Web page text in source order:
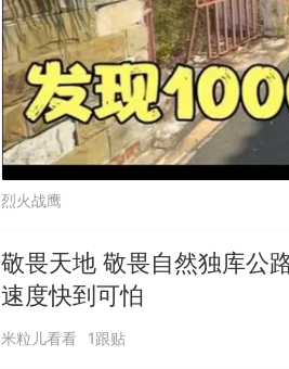
烈火战鹰
敬畏天地 敬畏自然独库公
速度快到可怕
米粒儿看看 1跟贴